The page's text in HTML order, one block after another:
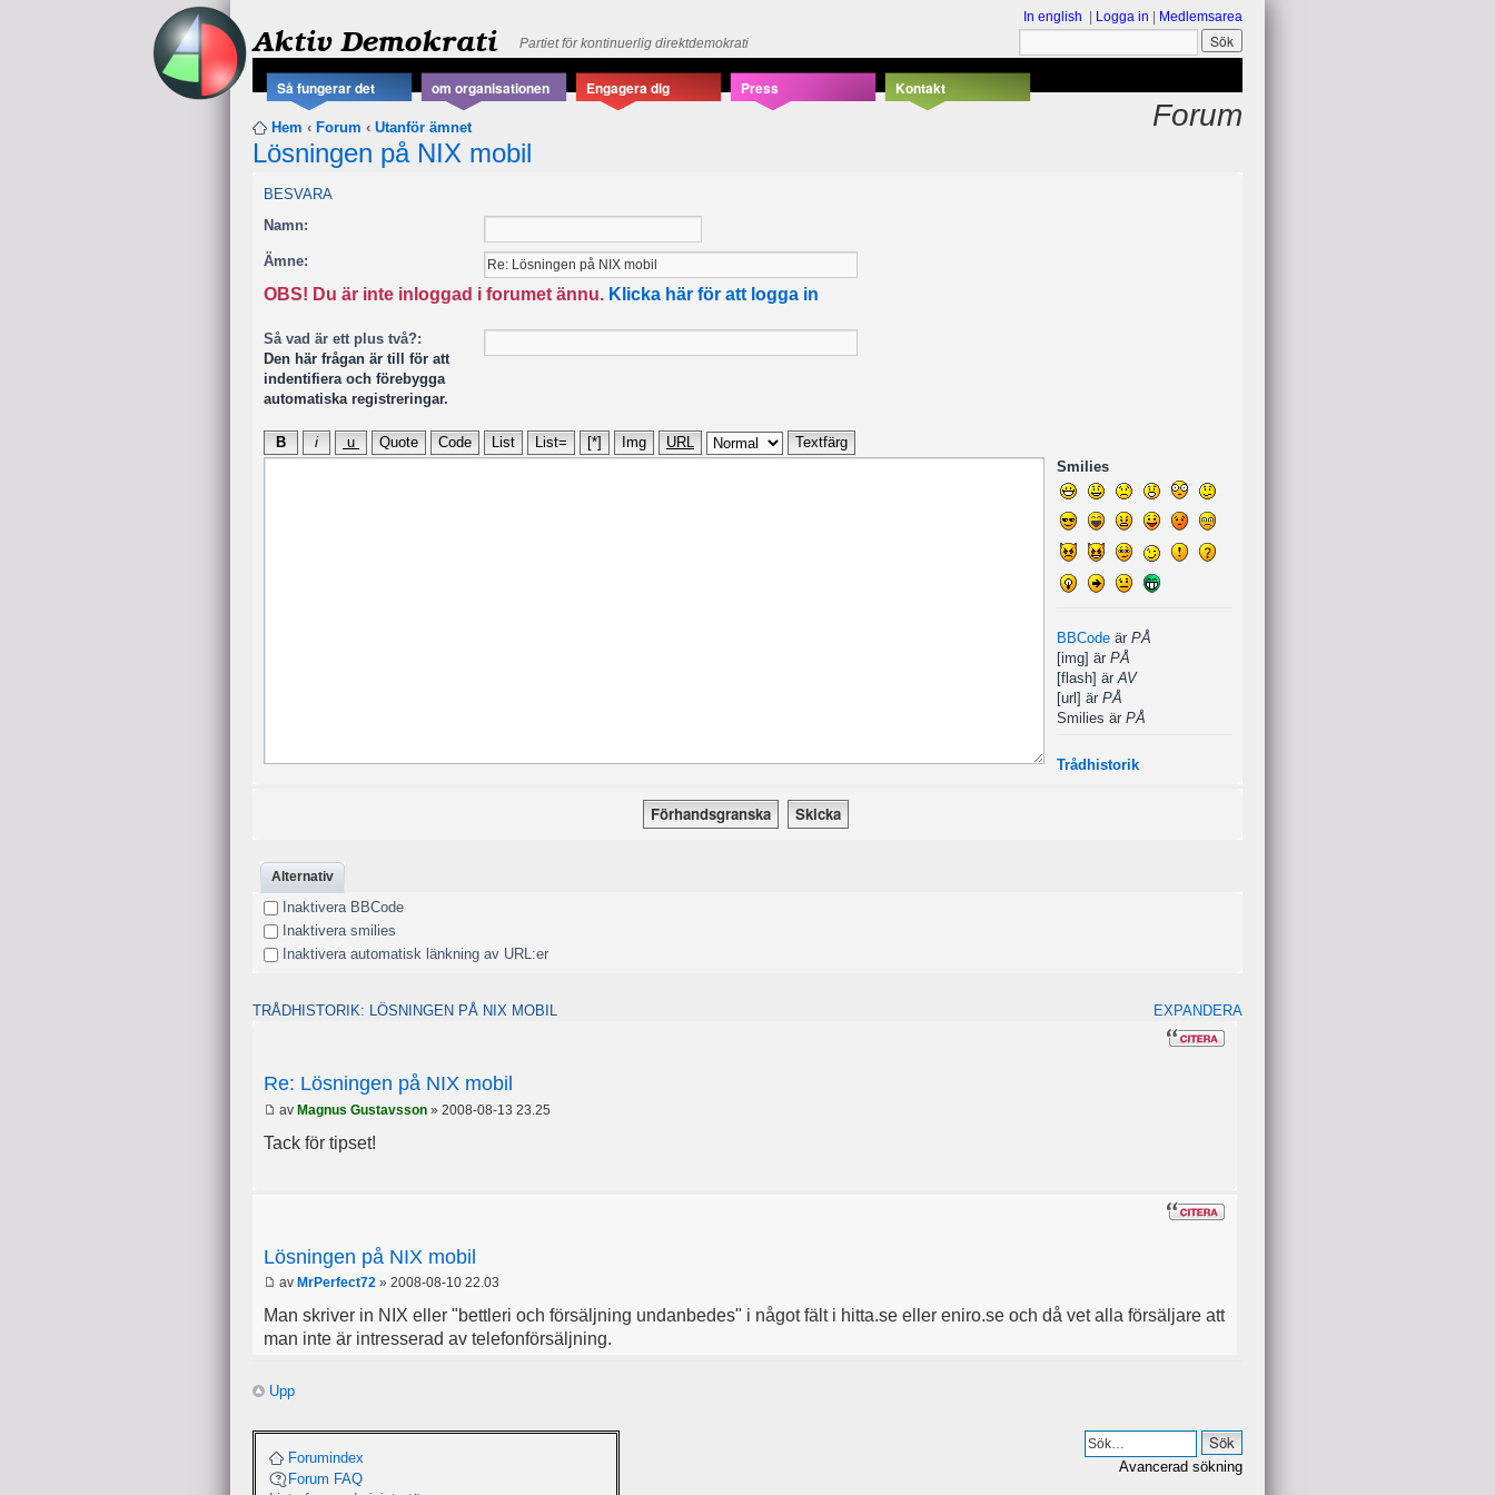
Aktiv Demokrati Partiet för kontinuerlig direktdemokrati
Medlemsarea
Logga in
In english
Så fungerar det om organisationen Engagera dig Press Kontakt
Forum
Hem ‹ Forum ‹ Utanför ämnet
Lösningen på NIX mobil
BESVARA
Namn:
Ämne:
OBS! Du är inte inloggad i forumet ännu. Klicka här för att logga in
Så vad är ett plus två?:
Den här frågan är till för att
indentifiera och förebygga
automatiska registreringar.
Smilies
BBCode ärPÅ
[img] ärPÅ
[flash] ärAV
[url] ärPÅ
Smilies ärPÅ
Trådhistorik
Alternativ
Inaktivera BBCode
Inaktivera smilies
Inaktivera automatisk länkning av URL:er
EXPANDERA
TRÅDHISTORIK: LÖSNINGEN PÅ NIX MOBIL
Re: Lösningen på NIX mobil
av Magnus Gustavsson » 2008-08-13 23.25
Tack för tipset!
Lösningen på NIX mobil
av MrPerfect72 » 2008-08-10 22.03
Man skriver in NIX eller "bettleri och försäljning undanbedes" i något fält i hitta.se eller eniro.se och då vet alla försäljare att
man inte är intresserad av telefonförsäljning.
ex.
Det var min gåva till dig. Jag vill inte ha några pengar men ge gärna en gåva till: http://www.aktivdemokrati.se
Upp
Avancerad sökning
Forumindex
Forum FAQ